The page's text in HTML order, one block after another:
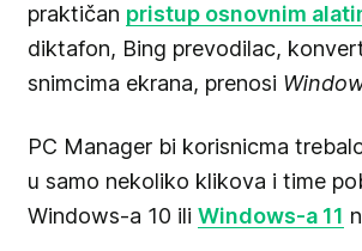
praktičan pristup osnovnim
diktafon, Bing prevodilac,
snimcima ekrana, prenosi
PC Manager bi korisnicma
u samo nekoliko klikova i time
Windows-a 10 ili Windows-a 11